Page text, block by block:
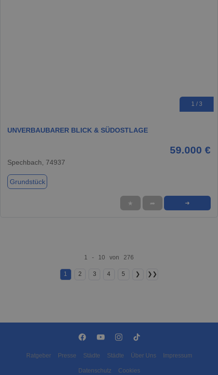
1 / 3
UNVERBAUBARER BLICK & SÜDOSTLAGE
59.000 €
Spechbach, 74937
Grundstück
★ ➦ ➜
1 - 10 von 276
1 2 3 4 5 ❯ ❯❯
Ratgeber Presse Städte Städte Über Uns Impressum
Datenschutz Cookies